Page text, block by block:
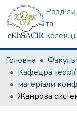
Розділи
та
колекції
Головна